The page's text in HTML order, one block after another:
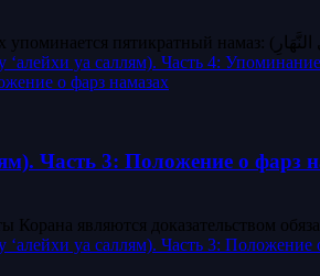
уа саллям). Часть 4:
о фарз намазах
Часть 3: Положение о фарз
уа саллям). Часть 3: Положение